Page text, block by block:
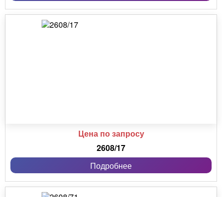
Цена по запросу
2608/17
Подробнее